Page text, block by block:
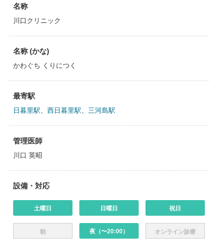
名称
川口クリニック
名称 (かな)
かわぐち くりにつく
最寄駅
日暮里駅 西日暮里駅 三河島駅
管理医師
川口 英昭
設備・対応
土曜日 日曜日 祝日
朝 夜（〜20:00） オンライン診療